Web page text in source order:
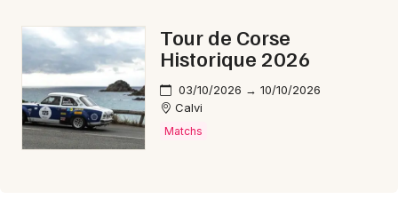
Je m'abonne
Tour de Corse
Historique 2026
03/10/2026 → 10/10/2026
Calvi
Matchs